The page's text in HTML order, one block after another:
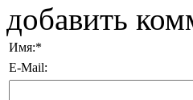
добавить
Имя:*
E-Mail: